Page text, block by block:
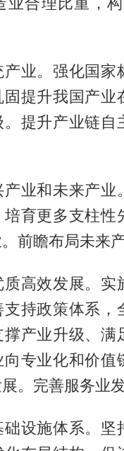
业。强化国
提升我国产
。提升产业链
业和未来产
育更多支柱
前瞻布局未来
高效发展。
持政策体系
产业升级、
专业化和价
。完善服务业
设施体系。